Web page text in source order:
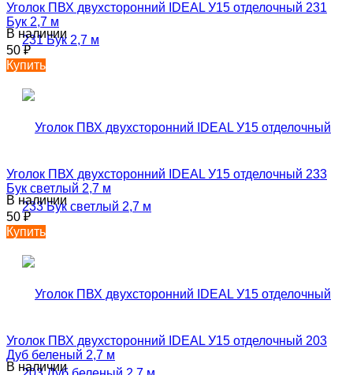
Уголок ПВХ двухсторонний IDEAL У15 отделочный 231
Бук 2,7 м
В наличии
50₽
Купить
Уголок ПВХ двухсторонний IDEAL У15 отделочный 233
Бук светлый 2,7 м
В наличии
50₽
Купить
Уголок ПВХ двухсторонний IDEAL У15 отделочный 203
Дуб беленый 2,7 м
В наличии